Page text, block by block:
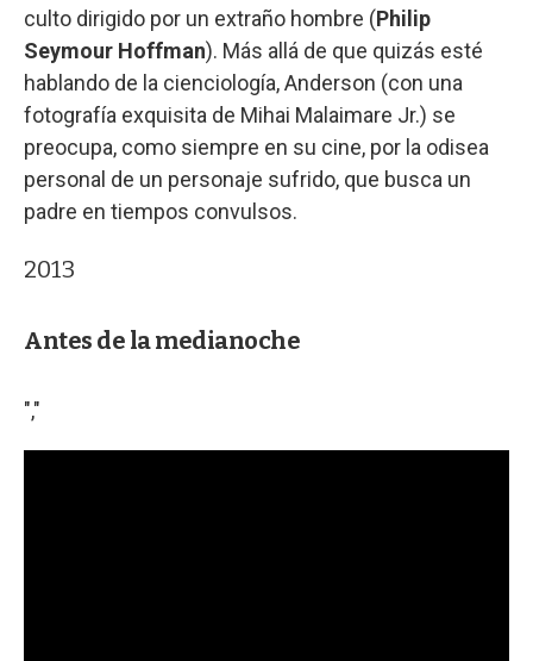
culto dirigido por un extraño hombre (Philip
Seymour Hoffman). Más allá de que quizás esté
hablando de la cienciología, Anderson (con una
fotografía exquisita de Mihai Malaimare Jr.) se
preocupa, como siempre en su cine, por la odisea
personal de un personaje sufrido, que busca un
padre en tiempos convulsos.
2013
Antes de la medianoche
","